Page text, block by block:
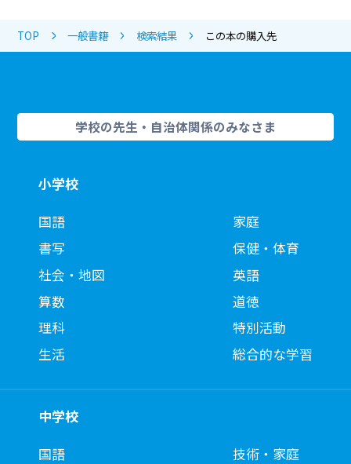
TOP 一般書籍 検索結果 この本の購入先
学校の先生・自治体関係のみなさま
小学校
国語
書写
社会・地図
算数
理科
生活
家庭
保健・体育
英語
道徳
特別活動
総合的な学習
中学校
国語
技術・家庭